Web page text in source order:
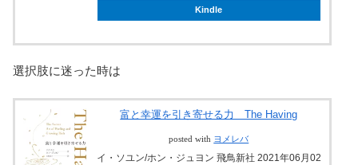
Kindle
選択肢に迷った時は
富と幸運を引き寄せる力 The Having
posted with ヨメレバ
イ・ソユン/ホン・ジュヨン 飛鳥新社 2021年06月02